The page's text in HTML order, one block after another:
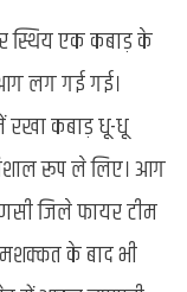
स्थिय एक कबाड़ के
आग लग गई गई।
कबाड़ धू-धू
रूप ले लिए। आग
जिले फायर टीम
के बाद भी